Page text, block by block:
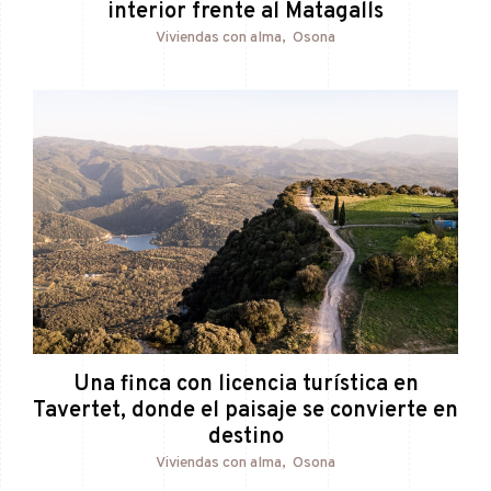
interior frente al Matagalls
Viviendas con alma Osona
Una finca con licencia turística en
Tavertet, donde el paisaje se convierte en
destino
Viviendas con alma Osona